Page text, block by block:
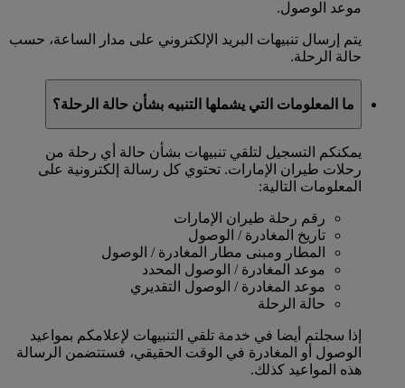
موعد الوصول.
يتم إرسال تنبيهات البريد الإلكتروني على مدار الساعة، حسب
حالة الرحلة.
ما المعلومات التي يشملها التنبيه بشأن حالة الرحلة؟
يمكنكم التسجيل لتلقي تنبيهات بشأن حالة أي رحلة من
رحلات طيران الإمارات. تحتوي كل رسالة إلكترونية على
المعلومات التالية:
رقم رحلة طيران الإمارات
تاريخ المغادرة / الوصول
المطار ومبنى مطار المغادرة / الوصول
موعد المغادرة / الوصول المحدد
موعد المغادرة / الوصول التقديري
حالة الرحلة
إذا سجلتم أيضا في خدمة تلقي التنبيهات لإعلامكم بمواعيد
الوصول أو المغادرة في الوقت الحقيقي، فستتضمن الرسالة
هذه المواعيد كذلك.